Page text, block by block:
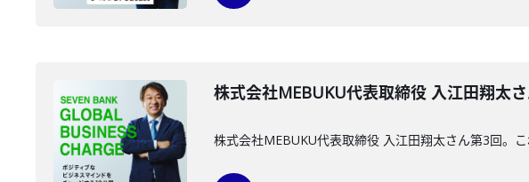
株式会社MEBUKU代表取締役 入江田翔太
株式会社MEBUKU代表取締役 入江田翔太さん第3回。